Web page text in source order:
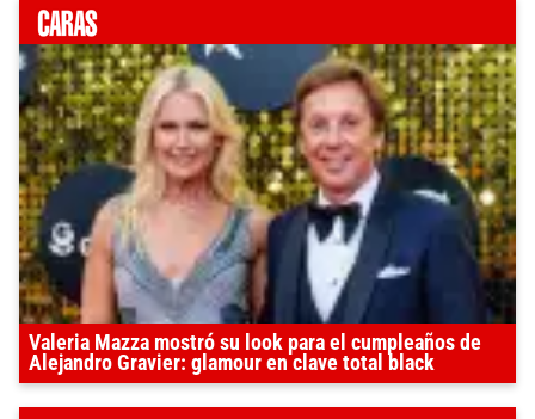
Valeria Mazza mostró su look para el cumpleaños de
Alejandro Gravier: glamour en clave total black